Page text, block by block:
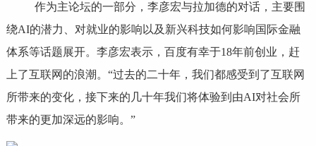
作为主论坛的一部分，李彦宏与拉加德的对话，主要围
绕AI的潜力、对就业的影响以及新兴科技如何影响国际金融
体系等话题展开。李彦宏表示，百度有幸于18年前创业，赶
上了互联网的浪潮。“过去的二十年，我们都感受到了互联网
所带来的变化，接下来的几十年我们将体验到由AI对社会所
带来的更加深远的影响。”